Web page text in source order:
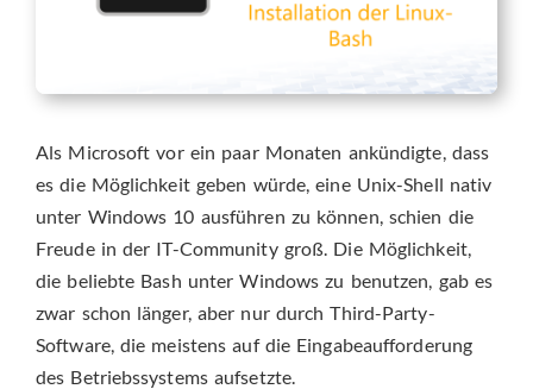
Als Microsoft vor ein paar Monaten ankündigte, dass
es die Möglichkeit geben würde, eine Unix-Shell nativ
unter Windows 10 ausführen zu können, schien die
Freude in der IT-Community groß. Die Möglichkeit,
die beliebte Bash unter Windows zu benutzen, gab es
zwar schon länger, aber nur durch Third-Party-
Software, die meistens auf die Eingabeaufforderung
des Betriebssystems aufsetzte.